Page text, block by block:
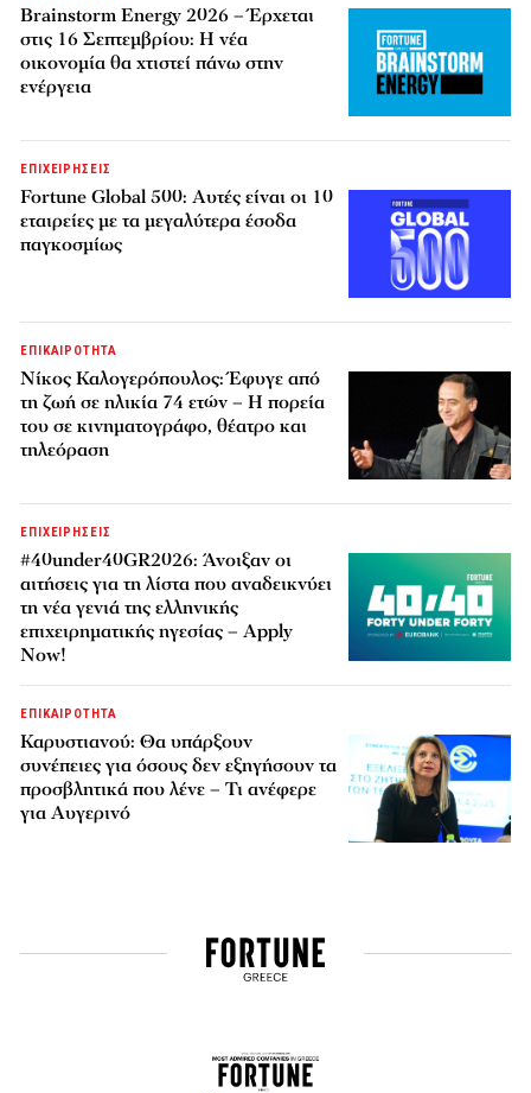
Brainstorm Energy 2026 – Έρχεται
στις 16 Σεπτεμβρίου: Η νέα
οικονομία θα χτιστεί πάνω στην
ενέργεια
ΕΠΙΧΕΙΡΗΣΕΙΣ
Fortune Global 500: Αυτές είναι οι 10
εταιρείες με τα μεγαλύτερα έσοδα
παγκοσμίως
ΕΠΙΚΑΙΡΟΤΗΤΑ
Νίκος Καλογερόπουλος: Έφυγε από
τη ζωή σε ηλικία 74 ετών – Η πορεία
του σε κινηματογράφο, θέατρο και
τηλεόραση
ΕΠΙΧΕΙΡΗΣΕΙΣ
#40under40GR2026: Άνοιξαν οι
αιτήσεις για τη λίστα που αναδεικνύει
τη νέα γενιά της ελληνικής
επιχειρηματικής ηγεσίας – Apply
Now!
ΕΠΙΚΑΙΡΟΤΗΤΑ
Καρυστιανού: Θα υπάρξουν
συνέπειες για όσους δεν εξηγήσουν τα
προσβλητικά που λένε – Τι ανέφερε
για Αυγερινό